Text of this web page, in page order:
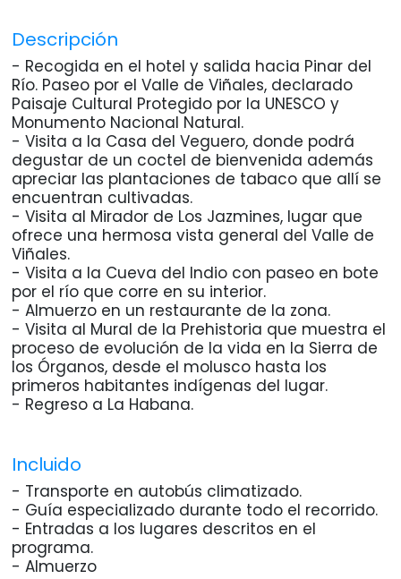
Descripción
- Recogida en el hotel y salida hacia Pinar del
Río. Paseo por el Valle de Viñales, declarado
Paisaje Cultural Protegido por la UNESCO y
Monumento Nacional Natural.
- Visita a la Casa del Veguero, donde podrá
degustar de un coctel de bienvenida además
apreciar las plantaciones de tabaco que allí se
encuentran cultivadas.
- Visita al Mirador de Los Jazmines, lugar que
ofrece una hermosa vista general del Valle de
Viñales.
- Visita a la Cueva del Indio con paseo en bote
por el río que corre en su interior.
- Almuerzo en un restaurante de la zona.
- Visita al Mural de la Prehistoria que muestra el
proceso de evolución de la vida en la Sierra de
los Órganos, desde el molusco hasta los
primeros habitantes indígenas del lugar.
- Regreso a La Habana.
Incluido
- Transporte en autobús climatizado.
- Guía especializado durante todo el recorrido.
- Entradas a los lugares descritos en el
programa.
- Almuerzo